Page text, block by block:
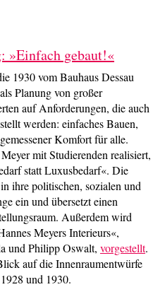
»Einfach gebaut!«
1930 vom Bauhaus Dessau
Planung von großer
auf Anforderungen, die auch
werden: einfaches Bauen,
Komfort für alle.
mit Studierenden realisiert,
statt Luxusbedarf«. Die
ihre politischen, sozialen und
ein und übersetzt einen
Außerdem wird
Meyers Interieurs«,
und Philipp Oswalt, vorgestellt.
auf die Innenraumentwürfe
und 1930.